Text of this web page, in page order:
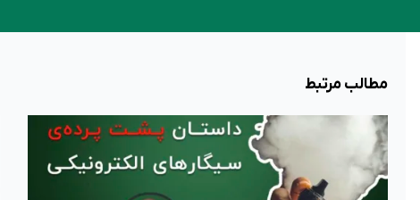
مطالب مرتبط